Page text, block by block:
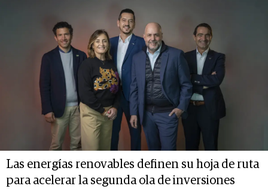
Las energías renovables definen su hoja de ruta
para acelerar la segunda ola de inversiones